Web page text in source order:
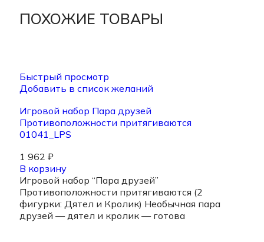
ПОХОЖИЕ ТОВАРЫ
Быстрый просмотр
Добавить в список желаний
Игровой набор Пара друзей
Противоположности притягиваются
01041_LPS
1 962 ₽
В корзину
Игровой набор “Пара друзей”
Противоположности притягиваются (2
фигурки: Дятел и Кролик) Необычная пара
друзей — дятел и кролик — готова